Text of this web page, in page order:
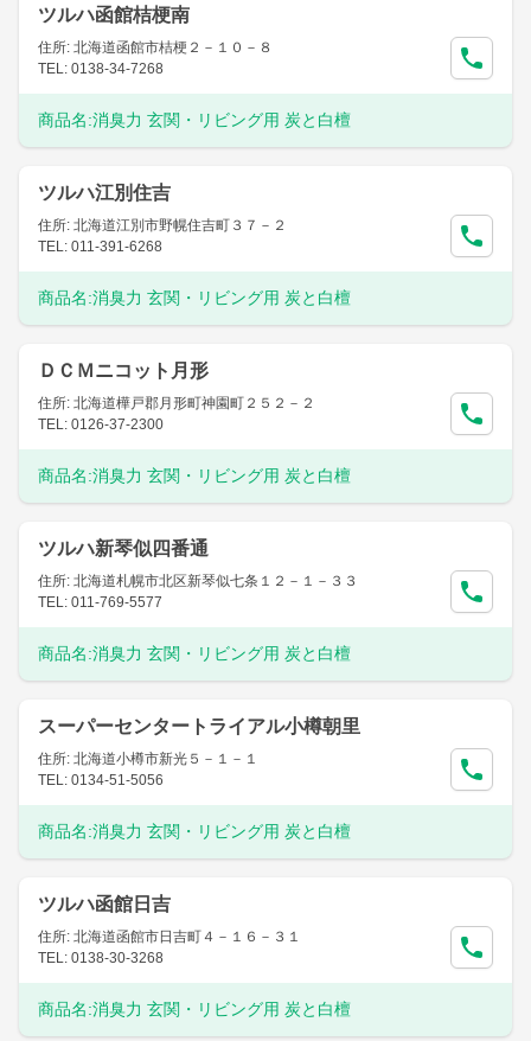
ツルハ函館桔梗南
住所: 北海道函館市桔梗２－１０－８
TEL: 0138-34-7268
商品名:消臭力 玄関・リビング用 炭と白檀
ツルハ江別住吉
住所: 北海道江別市野幌住吉町３７－２
TEL: 011-391-6268
商品名:消臭力 玄関・リビング用 炭と白檀
ＤＣＭニコット月形
住所: 北海道樺戸郡月形町神園町２５２－２
TEL: 0126-37-2300
商品名:消臭力 玄関・リビング用 炭と白檀
ツルハ新琴似四番通
住所: 北海道札幌市北区新琴似七条１２－１－３３
TEL: 011-769-5577
商品名:消臭力 玄関・リビング用 炭と白檀
スーパーセンタートライアル小樽朝里
住所: 北海道小樽市新光５－１－１
TEL: 0134-51-5056
商品名:消臭力 玄関・リビング用 炭と白檀
ツルハ函館日吉
住所: 北海道函館市日吉町４－１６－３１
TEL: 0138-30-3268
商品名:消臭力 玄関・リビング用 炭と白檀